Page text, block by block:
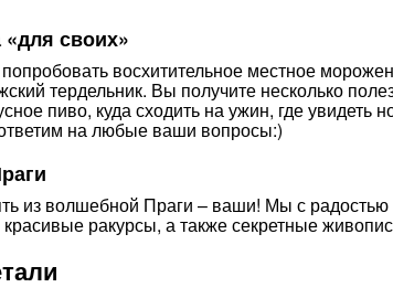
своих»
восхитительное местное
тердельник. Вы получите несколько
пиво, куда сходить на ужин, где увидеть
на любые ваши вопросы:)
из волшебной Праги – ваши! Мы с
ракурсы, а также секретные